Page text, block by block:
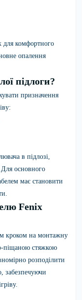
для комфортного
опалення
підлоги?
призначення
в підлозі,
Для основного
має становити
Fenix
кроком на монтажну
піщаною стяжкою
розподілити
забезпечуючи